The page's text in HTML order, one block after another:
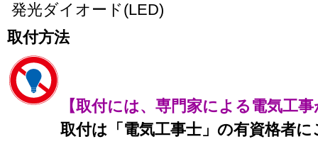
発光ダイオード(LED)
取付方法
【取付には、専門家による電気工
取付は「電気工事士」の有資格者